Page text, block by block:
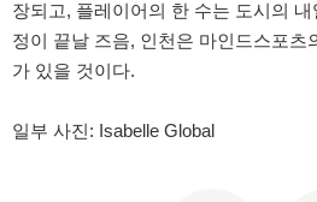
장되고, 플레이어의 한 수는 도시의
정이 끝날 즈음, 인천은 마인드스포츠
가 있을 것이다.
일부 사진: Isabelle Global